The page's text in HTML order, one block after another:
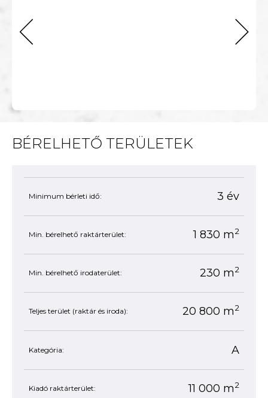
BÉRELHETŐ TERÜLETEK
Minimum bérleti idő: 3 év
Min. bérelhető raktárterület: 1 830 m2
Min. bérelhető irodaterület: 230 m2
Teljes terület (raktár és iroda): 20 800 m2
Kategória: A
Kiadó raktárterület: 11 000 m2